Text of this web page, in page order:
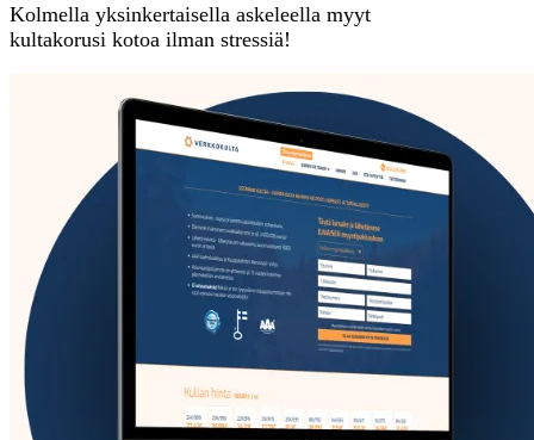
Kolmella yksinkertaisella askeleella myyt
kultakorusi kotoa ilman stressiä!